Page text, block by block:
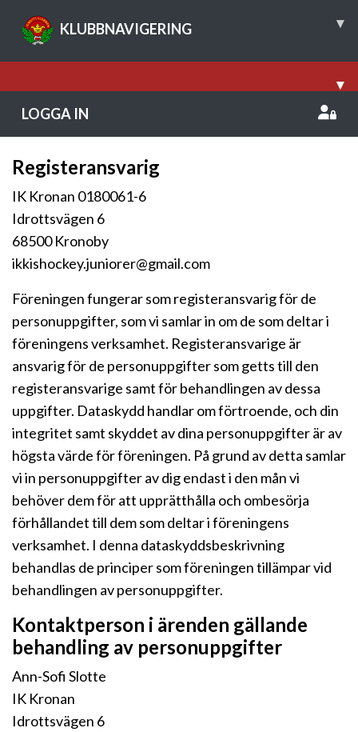
KLUBBNAVIGERING ▾
▾
LOGGA IN
Registeransvarig
IK Kronan 0180061-6
Idrottsvägen 6
68500 Kronoby
ikkishockey.juniorer@gmail.com
Föreningen fungerar som registeransvarig för de
personuppgifter, som vi samlar in om de som deltar i
föreningens verksamhet. Registeransvarige är
ansvarig för de personuppgifter som getts till den
registeransvarige samt för behandlingen av dessa
uppgifter. Dataskydd handlar om förtroende, och din
integritet samt skyddet av dina personuppgifter är av
högsta värde för föreningen. På grund av detta samlar
vi in personuppgifter av dig endast i den mån vi
behöver dem för att upprätthålla och ombesörja
förhållandet till dem som deltar i föreningens
verksamhet. I denna dataskyddsbeskrivning
behandlas de principer som föreningen tillämpar vid
behandlingen av personuppgifter.
Kontaktperson i ärenden gällande
behandling av personuppgifter
Ann-Sofi Slotte
IK Kronan
Idrottsvägen 6